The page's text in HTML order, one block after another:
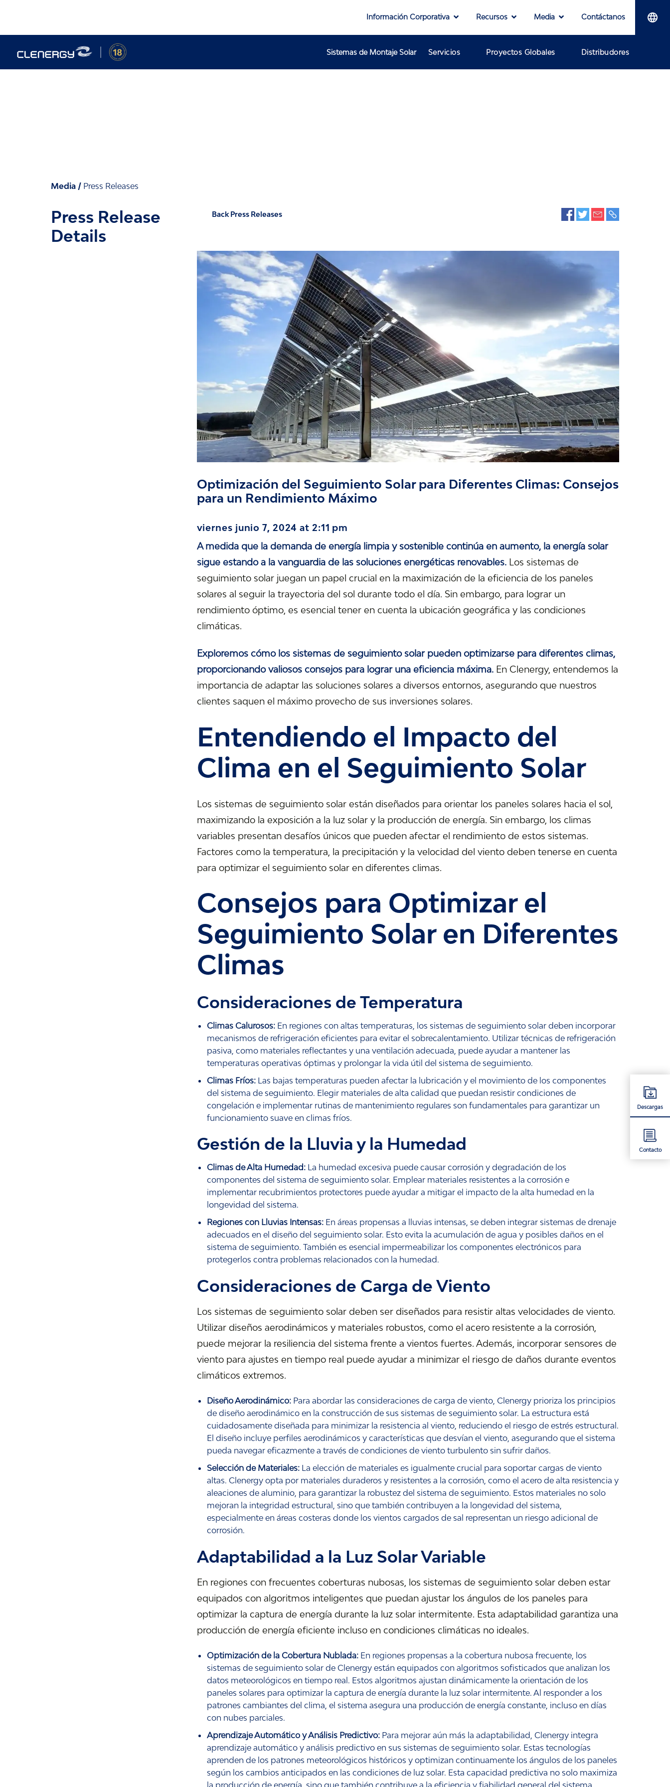
Descargas
Contacto
Información Corporativa Recursos Media Contáctanos
Sistemas de Montaje Solar Servicios Proyectos Globales Distribudores
Media / Press Releases
Press Release
Details
Back Press Releases
Optimización del Seguimiento Solar para Diferentes Climas: Consejos
para un Rendimiento Máximo
viernes junio 7, 2024 at 2:11 pm
A medida que la demanda de energía limpia y sostenible continúa en aumento, la energía solar
sigue estando a la vanguardia de las soluciones energéticas renovables.Los sistemas de
seguimiento solar juegan un papel crucial en la maximización de la eficiencia de los paneles
solares al seguir la trayectoria del sol durante todo el día. Sin embargo, para lograr un
rendimiento óptimo, es esencial tener en cuenta la ubicación geográfica y las condiciones
climáticas.
Exploremos cómo los sistemas de seguimiento solar pueden optimizarse para diferentes climas,
proporcionando valiosos consejos para lograr una eficiencia máxima.En Clenergy, entendemos la
importancia de adaptar las soluciones solares a diversos entornos, asegurando que nuestros
clientes saquen el máximo provecho de sus inversiones solares.
Entendiendo el Impacto del
Clima en el Seguimiento Solar
Los sistemas de seguimiento solar están diseñados para orientar los paneles solares hacia el sol,
maximizando la exposición a la luz solar y la producción de energía. Sin embargo, los climas
variables presentan desafíos únicos que pueden afectar el rendimiento de estos sistemas.
Factores como la temperatura, la precipitación y la velocidad del viento deben tenerse en cuenta
para optimizar el seguimiento solar en diferentes climas.
Consejos para Optimizar el
Seguimiento Solar en Diferentes
Climas
Consideraciones de Temperatura
Climas Calurosos: En regiones con altas temperaturas, los sistemas de seguimiento solar deben incorporar
mecanismos de refrigeración eficientes para evitar el sobrecalentamiento. Utilizar técnicas de refrigeración
pasiva, como materiales reflectantes y una ventilación adecuada, puede ayudar a mantener las
temperaturas operativas óptimas y prolongar la vida útil del sistema de seguimiento.
Climas Fríos: Las bajas temperaturas pueden afectar la lubricación y el movimiento de los componentes
del sistema de seguimiento. Elegir materiales de alta calidad que puedan resistir condiciones de
congelación e implementar rutinas de mantenimiento regulares son fundamentales para garantizar un
funcionamiento suave en climas fríos.
Gestión de la Lluvia y la Humedad
Climas de Alta Humedad: La humedad excesiva puede causar corrosión y degradación de los
componentes del sistema de seguimiento solar. Emplear materiales resistentes a la corrosión e
implementar recubrimientos protectores puede ayudar a mitigar el impacto de la alta humedad en la
longevidad del sistema.
Regiones con Lluvias Intensas: En áreas propensas a lluvias intensas, se deben integrar sistemas de drenaje
adecuados en el diseño del seguimiento solar. Esto evita la acumulación de agua y posibles daños en el
sistema de seguimiento. También es esencial impermeabilizar los componentes electrónicos para
protegerlos contra problemas relacionados con la humedad.
Consideraciones de Carga de Viento
Los sistemas de seguimiento solar deben ser diseñados para resistir altas velocidades de viento.
Utilizar diseños aerodinámicos y materiales robustos, como el acero resistente a la corrosión,
puede mejorar la resiliencia del sistema frente a vientos fuertes. Además, incorporar sensores de
viento para ajustes en tiempo real puede ayudar a minimizar el riesgo de daños durante eventos
climáticos extremos.
Diseño Aerodinámico: Para abordar las consideraciones de carga de viento, Clenergy prioriza los principios
de diseño aerodinámico en la construcción de sus sistemas de seguimiento solar. La estructura está
cuidadosamente diseñada para minimizar la resistencia al viento, reduciendo el riesgo de estrés estructural.
El diseño incluye perfiles aerodinámicos y características que desvían el viento, asegurando que el sistema
pueda navegar eficazmente a través de condiciones de viento turbulento sin sufrir daños.
Selección de Materiales: La elección de materiales es igualmente crucial para soportar cargas de viento
altas. Clenergy opta por materiales duraderos y resistentes a la corrosión, como el acero de alta resistencia y
aleaciones de aluminio, para garantizar la robustez del sistema de seguimiento. Estos materiales no solo
mejoran la integridad estructural, sino que también contribuyen a la longevidad del sistema,
especialmente en áreas costeras donde los vientos cargados de sal representan un riesgo adicional de
corrosión.
Adaptabilidad a la Luz Solar Variable
En regiones con frecuentes coberturas nubosas, los sistemas de seguimiento solar deben estar
equipados con algoritmos inteligentes que puedan ajustar los ángulos de los paneles para
optimizar la captura de energía durante la luz solar intermitente. Esta adaptabilidad garantiza una
producción de energía eficiente incluso en condiciones climáticas no ideales.
Optimización de la Cobertura Nublada: En regiones propensas a la cobertura nubosa frecuente, los
sistemas de seguimiento solar de Clenergy están equipados con algoritmos sofisticados que analizan los
datos meteorológicos en tiempo real. Estos algoritmos ajustan dinámicamente la orientación de los
paneles solares para optimizar la captura de energía durante la luz solar intermitente. Al responder a los
patrones cambiantes del clima, el sistema asegura una producción de energía constante, incluso en días
con nubes parciales.
Aprendizaje Automático y Análisis Predictivo: Para mejorar aún más la adaptabilidad, Clenergy integra
aprendizaje automático y análisis predictivo en sus sistemas de seguimiento solar. Estas tecnologías
aprenden de los patrones meteorológicos históricos y optimizan continuamente los ángulos de los paneles
según los cambios anticipados en las condiciones de luz solar. Esta capacidad predictiva no solo maximiza
la producción de energía, sino que también contribuye a la eficiencia y fiabilidad general del sistema.